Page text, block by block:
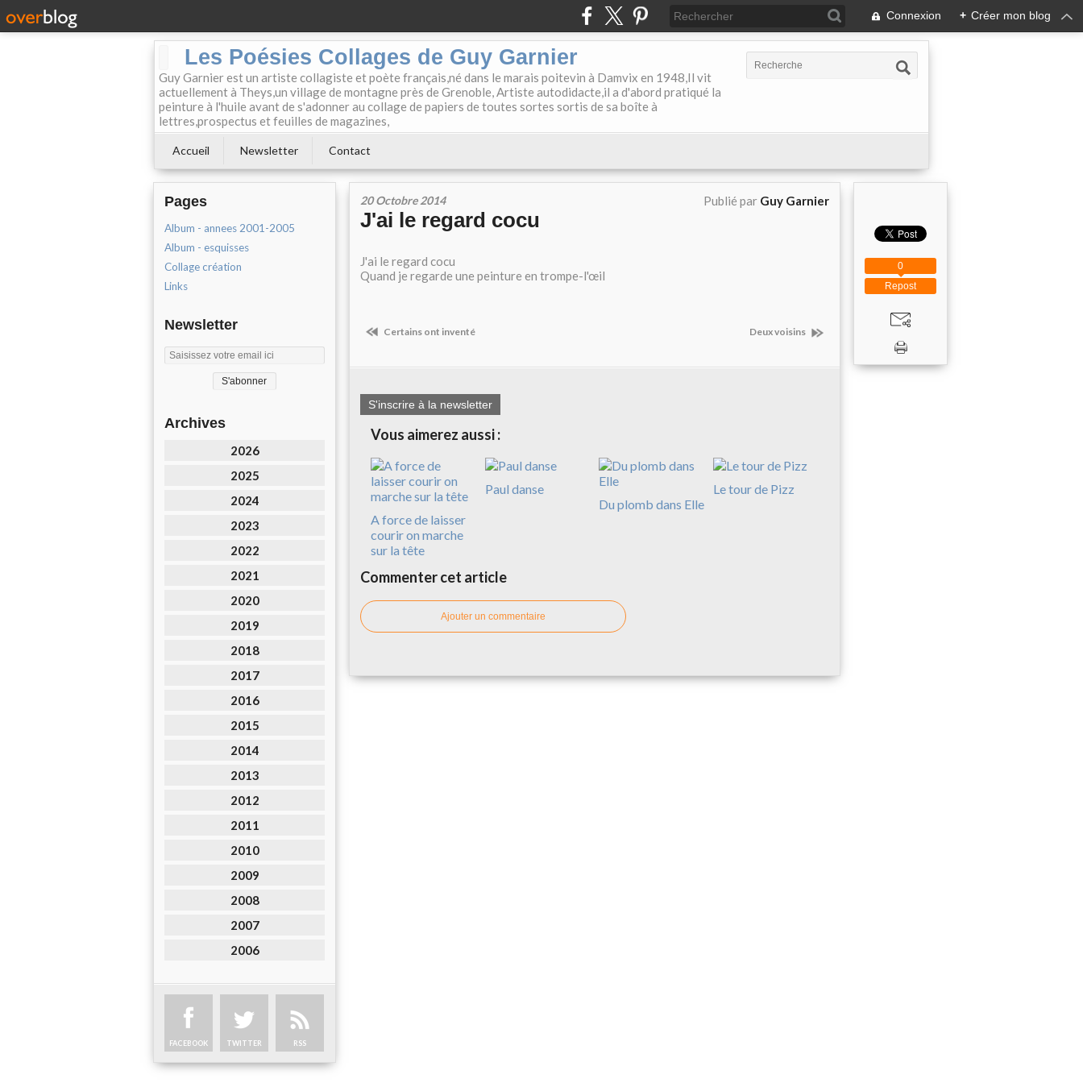
Connexion + Créer mon blog
Les Poésies Collages de Guy Garnier
Guy Garnier est un artiste collagiste et poète français,né dans le marais poitevin à Damvix en 1948,Il vit
actuellement à Theys,un village de montagne près de Grenoble, Artiste autodidacte,il a d'abord pratiqué la
peinture à l'huile avant de s'adonner au collage de papiers de toutes sortes sortis de sa boîte à
lettres,prospectus et feuilles de magazines,
Accueil Newsletter Contact
Pages
Album - annees 2001-2005
Album - esquisses
Collage création
Links
Newsletter
Archives
2026
2025
2024
2023
2022
2021
2020
2019
2018
2017
2016
2015
2014
2013
2012
2011
2010
2009
2008
2007
2006
FACEBOOK TWITTER RSS
20 Octobre 2014 Publié par Guy Garnier
J'ai le regard cocu
J'ai le regard cocu
Quand je regarde une peinture en trompe-l'œil
Certains ont inventé Deux voisins
S'inscrire à la newsletter
Vous aimerez aussi :
A force de laisser
courir on marche
sur la tête
Paul danse
Du plomb dans Elle
Le tour de Pizz
Commenter cet article
Ajouter un commentaire
Repost
0